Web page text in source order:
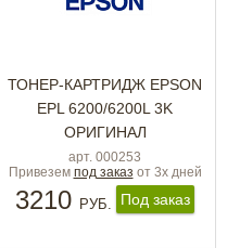
ТОНЕР-КАРТРИДЖ ЕPSON
EPL 6200/6200L 3K
ОРИГИНАЛ
арт. 000253
Привезем под заказ от 3х дней
3210 РУБ. Под заказ